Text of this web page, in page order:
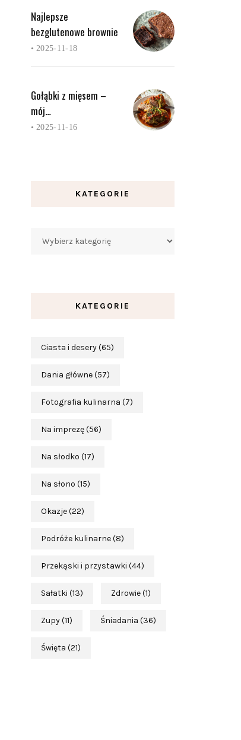
Najlepsze
bezglutenowe brownie
• 2025-11-18
Gołąbki z mięsem –
mój…
• 2025-11-16
KATEGORIE
KATEGORIE
Ciasta i desery(65)
Dania główne(57)
Fotografia kulinarna (7)
Na imprezę(56)
Na słodko (17)
Na słono (15)
Okazje(22)
Podróże kulinarne(8)
Przekąski i przystawki (44)
Sałatki (13) Zdrowie(1)
Zupy(11) Śniadania (36)
Święta (21)